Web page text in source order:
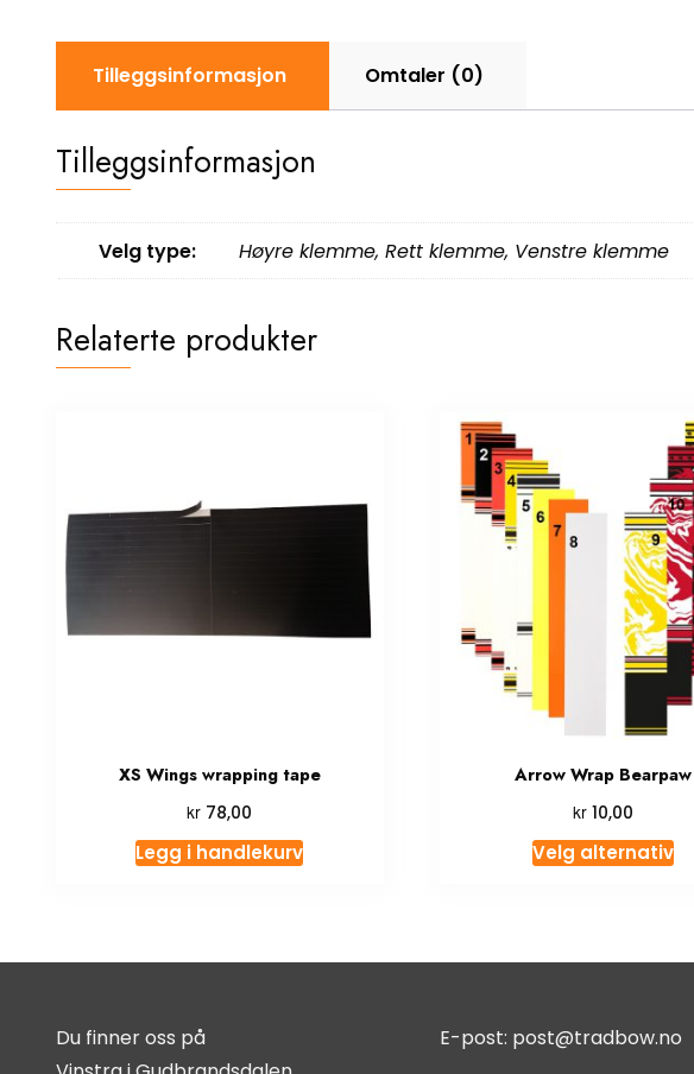
Tilleggsinformasjon Omtaler (0)
Tilleggsinformasjon
Velg type: Høyre klemme, Rett klemme, Venstre klemme
Relaterte produkter
XS Wings wrapping tape
kr 78,00
Legg i handlekurv
Arrow Wrap Bearpaw
kr 10,00
Velg alternativ
Du finner oss på
E-post: post@tradbow.no